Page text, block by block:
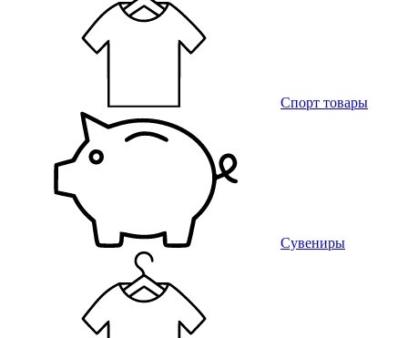
Спорт товары
Сувениры